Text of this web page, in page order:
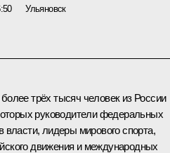
Ульяновск
трёх тысяч человек из России
руководители федеральных
власти, лидеры мирового спорта,
движения и международных